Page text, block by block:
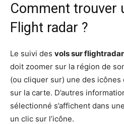
Comment trouver
Flight radar ?
Le suivi des vols sur
doit zoomer sur la région de
(ou cliquer sur) une des icônes
sur la carte. D’autres
sélectionné s’affichent dans
un clic sur l’icône.